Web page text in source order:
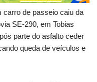
carro de passeio caiu da
SE-290, em Tobias
parte do asfalto ceder
queda de veículos e